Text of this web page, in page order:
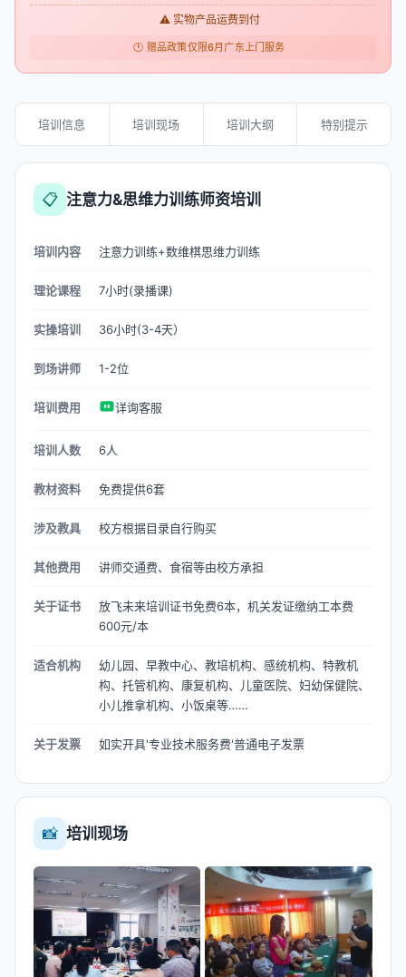
⚠ 实物产品运费到付
🕐 赠品政策仅限6月广东上门服务
培训信息 培训现场 培训大纲 特别提示
📋 注意力&思维力训练师资培训
培训内容 注意力训练+数维棋思维力训练
理论课程 7小时(录播课)
实操培训 36小时(3-4天）
到场讲师 1-2位
培训费用 详询客服
培训人数 6人
教材资料 免费提供6套
涉及教具 校方根据目录自行购买
其他费用 讲师交通费、食宿等由校方承担
关于证书
放飞未来培训证书免费6本，机关发证缴纳工本费
600元/本
适合机构
幼儿园、早教中心、教培机构、感统机构、特教机
构、托管机构、康复机构、儿童医院、妇幼保健院、
小儿推拿机构、小饭桌等……
关于发票 如实开具'专业技术服务费'普通电子发票
📸 培训现场